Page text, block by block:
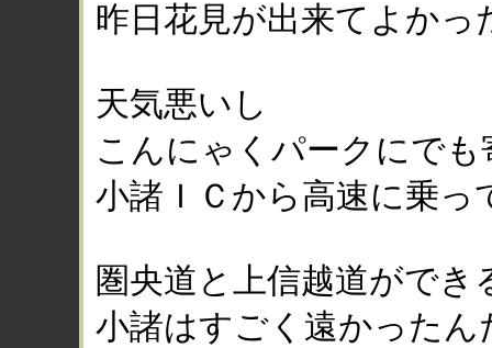
昨日花見が出来てよかっ
天気悪いし
こんにゃくパークにで
小諸ＩＣから高速に乗っ
圏央道と上信越道ができ
小諸はすごく遠かったん